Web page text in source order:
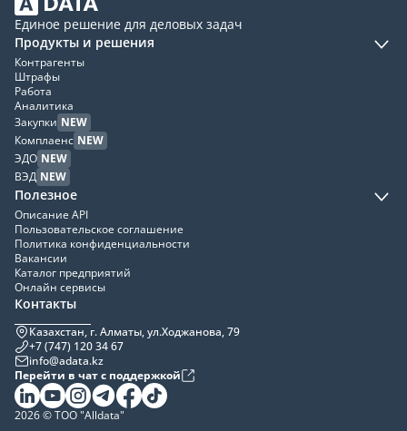
Единое решение для деловых задач
Продукты и решения
Контрагенты
Штрафы
Работа
Аналитика
Закупки NEW
Комплаенс NEW
ЭДО NEW
ВЭД NEW
Полезное
Описание API
Пользовательское соглашение
Политика конфиденциальности
Вакансии
Каталог предприятий
Онлайн сервисы
Контакты
Казахстан, г. Алматы, ул.Ходжанова, 79
+7 (747) 120 34 67
info@adata.kz
Перейти в чат с поддержкой
2026 © ТОО "Alldata"